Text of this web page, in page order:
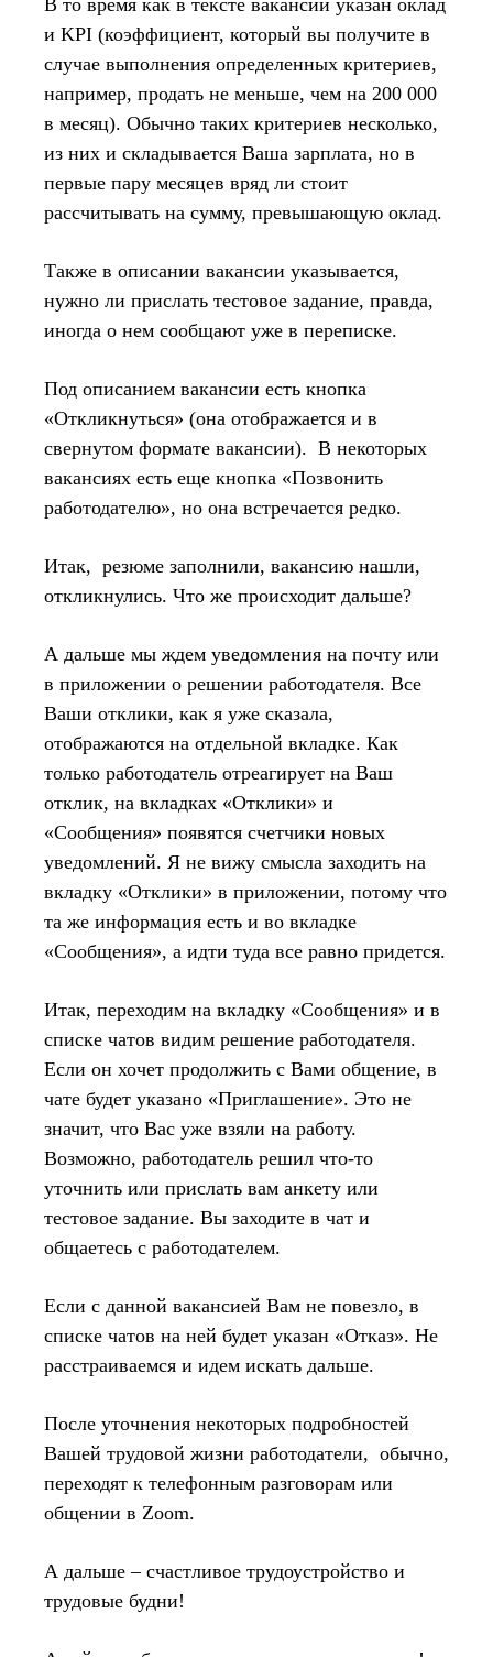
и KPI (коэффициент, который вы получите в
случае выполнения определенных критериев,
например, продать не меньше, чем на 200 000
в месяц). Обычно таких критериев несколько,
из них и складывается Ваша зарплата, но в
первые пару месяцев вряд ли стоит
рассчитывать на сумму, превышающую оклад.
Также в описании вакансии указывается,
нужно ли прислать тестовое задание, правда,
иногда о нем сообщают уже в переписке.
Под описанием вакансии есть кнопка
«Откликнуться» (она отображается и в
свернутом формате вакансии). В некоторых
вакансиях есть еще кнопка «Позвонить
работодателю», но она встречается редко.
Итак, резюме заполнили, вакансию нашли,
откликнулись. Что же происходит дальше?
А дальше мы ждем уведомления на почту или
в приложении о решении работодателя. Все
Ваши отклики, как я уже сказала,
отображаются на отдельной вкладке. Как
только работодатель отреагирует на Ваш
отклик, на вкладках «Отклики» и
«Сообщения» появятся счетчики новых
уведомлений. Я не вижу смысла заходить на
вкладку «Отклики» в приложении, потому что
та же информация есть и во вкладке
«Сообщения», а идти туда все равно придется.
Итак, переходим на вкладку «Сообщения» и в
списке чатов видим решение работодателя.
Если он хочет продолжить с Вами общение, в
чате будет указано «Приглашение». Это не
значит, что Вас уже взяли на работу.
Возможно, работодатель решил что-то
уточнить или прислать вам анкету или
тестовое задание. Вы заходите в чат и
общаетесь с работодателем.
Если с данной вакансией Вам не повезло, в
списке чатов на ней будет указан «Отказ». Не
расстраиваемся и идем искать дальше.
После уточнения некоторых подробностей
Вашей трудовой жизни работодатели, обычно,
переходят к телефонным разговорам или
общении в Zoom.
А дальше – счастливое трудоустройство и
трудовые будни!